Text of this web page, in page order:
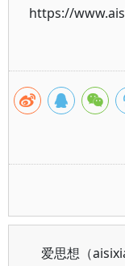
https://
爱思想（